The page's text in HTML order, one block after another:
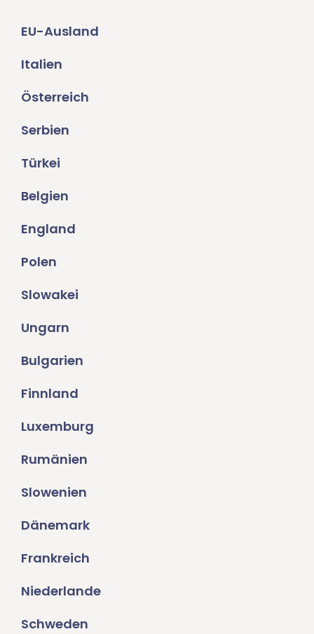
EU-Ausland
Italien
Österreich
Serbien
Türkei
Belgien
England
Polen
Slowakei
Ungarn
Bulgarien
Finnland
Luxemburg
Rumänien
Slowenien
Dänemark
Frankreich
Niederlande
Schweden